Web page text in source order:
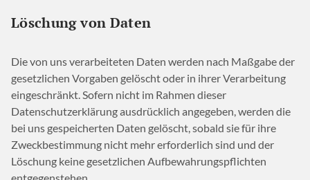
Löschung von Daten
Die von uns verarbeiteten Daten werden nach Maßgabe der
gesetzlichen Vorgaben gelöscht oder in ihrer Verarbeitung
eingeschränkt. Sofern nicht im Rahmen dieser
Datenschutzerklärung ausdrücklich angegeben, werden die
bei uns gespeicherten Daten gelöscht, sobald sie für ihre
Zweckbestimmung nicht mehr erforderlich sind und der
Löschung keine gesetzlichen Aufbewahrungspflichten